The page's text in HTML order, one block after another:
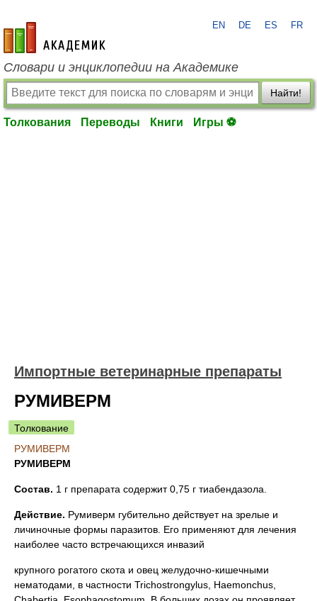
academic.ru
EN DE ES FR
Словари и энциклопедии на Академике
Найти!
Толкования Переводы Книги Игры ⚽
Импортные ветеринарные препараты
РУМИВЕРМ
Толкование
РУМИВЕРМ
РУМИВЕРМ
Состав. 1 г препарата содержит 0,75 г тиабендазола.
Действие. Румиверм губительно действует на зрелые и
личиночные формы паразитов. Его применяют для лечения
наиболее часто встречающихся инвазий
крупного рогатого скота и овец желудочно-кишечными
нематодами, в частности Trichostrongylus, Haemonchus,